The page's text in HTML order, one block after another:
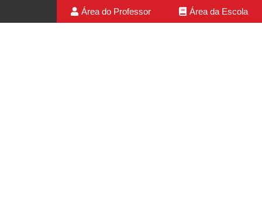
Área do Professor Área da Escola